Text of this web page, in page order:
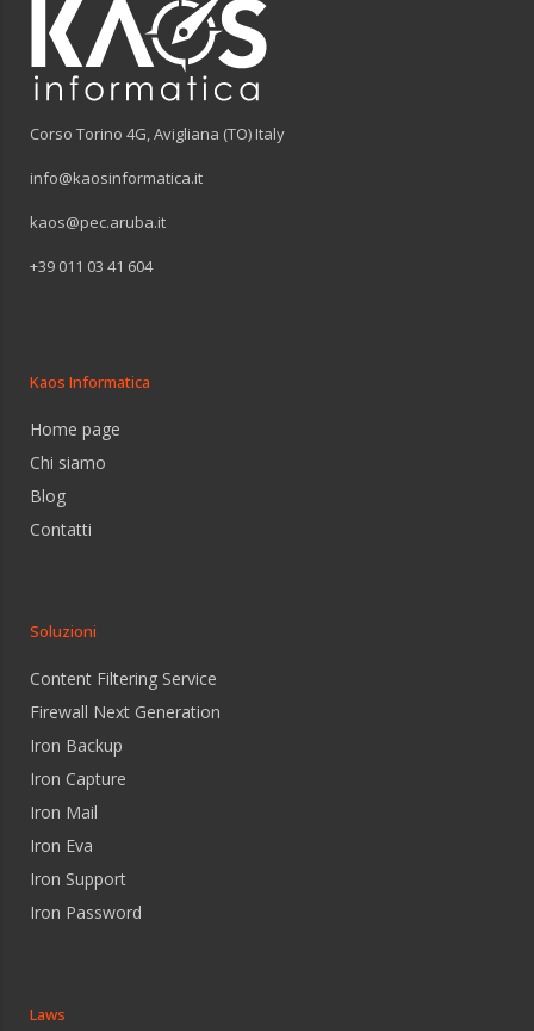
Corso Torino 4G, Avigliana (TO) Italy
info@kaosinformatica.it
kaos@pec.aruba.it
+39 011 03 41 604
Kaos Informatica
Home page
Chi siamo
Blog
Contatti
Soluzioni
Content Filtering Service
Firewall Next Generation
Iron Backup
Iron Capture
Iron Mail
Iron Eva
Iron Support
Iron Password
Laws